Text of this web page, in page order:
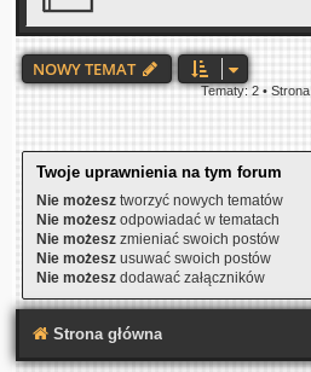
NOWY TEMAT
Tematy: 2 • Strona
Twoje uprawnienia na tym forum
Nie możesztworzyć nowych tematów
Nie możeszodpowiadać w tematach
Nie możeszzmieniać swoich postów
Nie możeszusuwać swoich postów
Nie możeszdodawać załączników
Strona główna